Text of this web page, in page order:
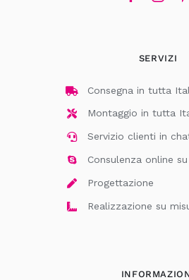
SERVIZI
Consegna in tutta
Montaggio in tutta
Servizio clienti in
Consulenza online
Progettazione
Realizzazione su